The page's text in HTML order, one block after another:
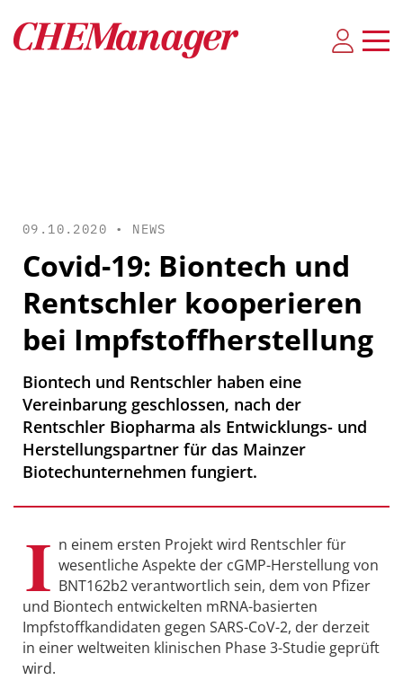
09.10.2020 • NEWS
Covid-19: Biontech und
Rentschler kooperieren
bei Impfstoffherstellung
Biontech und Rentschler haben eine
Vereinbarung geschlossen, nach der
Rentschler Biopharma als Entwicklungs- und
Herstellungspartner für das Mainzer
Biotechunternehmen fungiert.
I n einem ersten Projekt wird Rentschler für
wesentliche Aspekte der cGMP-Herstellung von
BNT162b2 verantwortlich sein, dem von Pfizer
und Biontech entwickelten mRNA-basierten
Impfstoffkandidaten gegen SARS-CoV-2, der derzeit
in einer weltweiten klinischen Phase 3-Studie geprüft
wird.